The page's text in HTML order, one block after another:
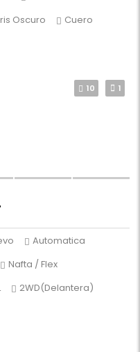
Oscuro Cuero
10 1
Automatica
Nafta / Flex
2WD(Delantera)